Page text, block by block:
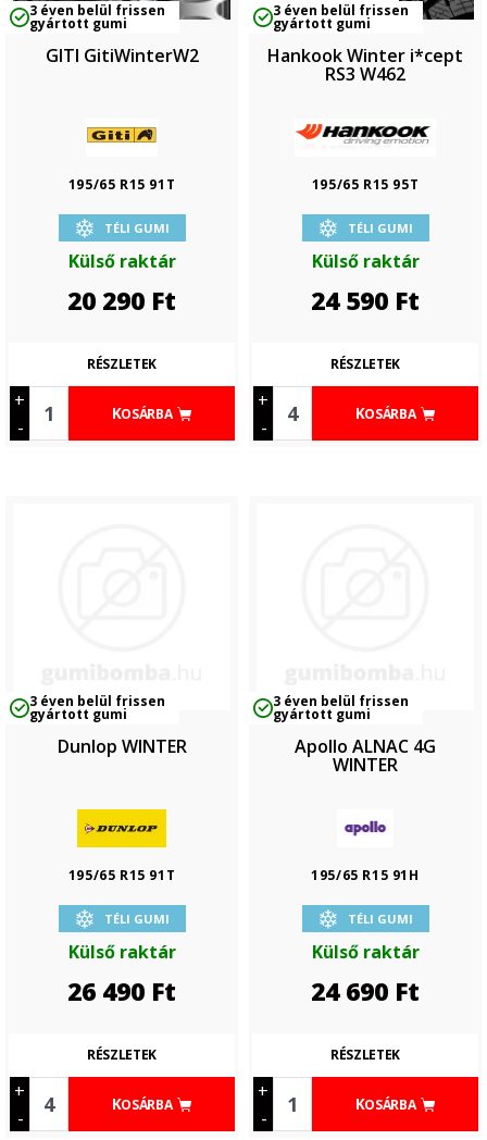
3 éven belül frissen
gyártott gumi
GITI GitiWinterW2
195/65 R15 91T
TÉLI GUMI
Külső raktár
20 290 Ft
+
-
KOSÁRBA
RÉSZLETEK
3 éven belül frissen
gyártott gumi
Hankook Winter i*cept
RS3 W462
195/65 R15 95T
TÉLI GUMI
Külső raktár
24 590 Ft
+
-
KOSÁRBA
RÉSZLETEK
3 éven belül frissen
gyártott gumi
Dunlop WINTER
195/65 R15 91T
TÉLI GUMI
Külső raktár
26 490 Ft
+
-
KOSÁRBA
RÉSZLETEK
3 éven belül frissen
gyártott gumi
Apollo ALNAC 4G
WINTER
195/65 R15 91H
TÉLI GUMI
Külső raktár
24 690 Ft
+
-
KOSÁRBA
RÉSZLETEK